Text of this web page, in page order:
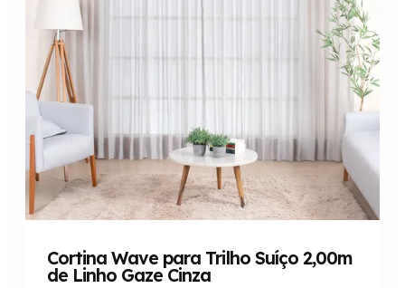
Cortina Wave para Trilho Suíço 2,00m
de Linho Gaze Cinza